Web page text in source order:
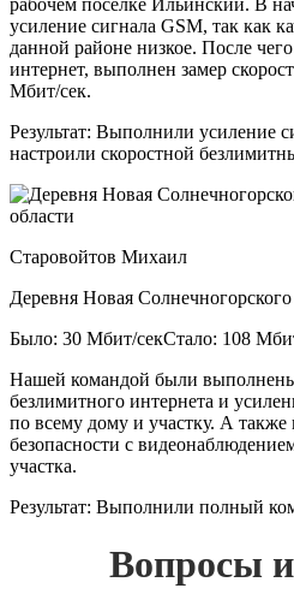
усиление сигнала GSM, так как
данной районе низкое. После
интернет, выполнен замер
Мбит/сек.
Результат: Выполнили усиление
настроили скоростной
Старовойтов Михаил
Деревня Новая
Было: 30 Мбит/секСтало: 108
Нашей командой были
безлимитного интернета и
по всему дому и участку. А
безопасности с
участка.
Результат: Выполнили полный
Вопросы